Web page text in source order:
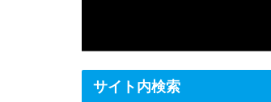
サイト内検索